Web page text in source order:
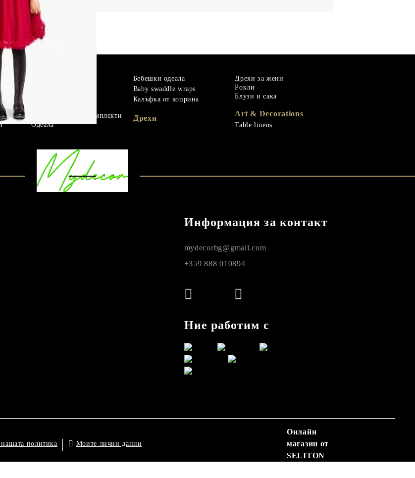
Бебешки спални комплекти
Одеала
Бебешки одеала
Baby swaddle wraps
Калъфка от коприна
Дрехи
Дрехи за жени
Рокли
Блузи и сака
Art & Decorations
Table linens
Информация за контакт
mydecorbg@gmail.com
+359 888 010894
Ние работим с
нашата политика Моите лични данни
Онлайн
магазин от
SELITON